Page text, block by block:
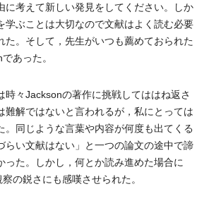
に考えて新しい発見をしてください。しか
学ぶことは大切なので文献はよく読む必要
た。そして，先生がいつも薦めておられた
あった。
々Jacksonの著作に挑戦してははね返さ
難解ではないと言われるが，私にとっては
。同じような言葉や内容が何度も出てくる
らい文献はない」と一つの論文の途中で諦
った。しかし，何とか読み進めた場合に
の鋭さにも感嘆させられた。